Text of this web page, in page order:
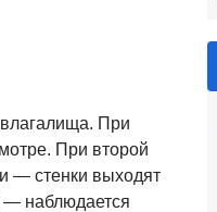
При
При второй
— стенки выходят
— наблюдается